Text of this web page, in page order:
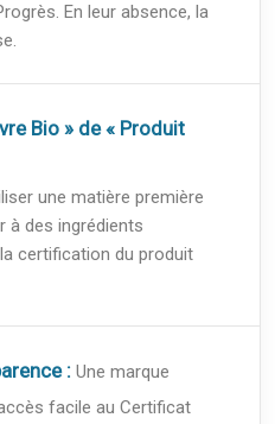
En leur absence, la
Bio » de « Produit
une matière première
à des ingrédients
certification du produit
: Une marque
facile au Certificat